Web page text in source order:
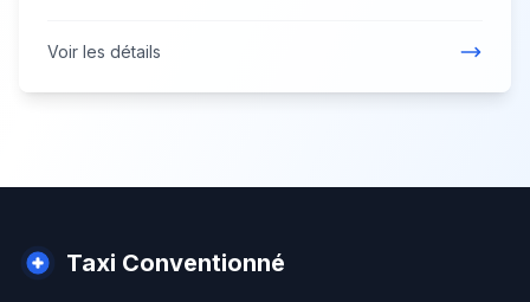
Voir les détails
Taxi Conventionné